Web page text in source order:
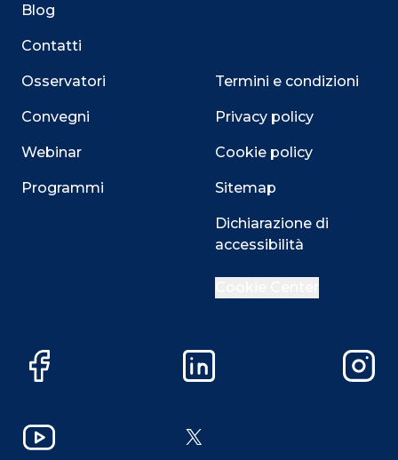
Blog
Contatti
Osservatori
Convegni
Webinar
Programmi
Termini e condizioni
Privacy policy
Cookie policy
Sitemap
Dichiarazione di
accessibilità
Facebook LinkedIn
YouTube X